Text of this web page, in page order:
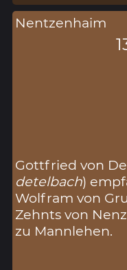
Nentzenhaim
Gottfried von
detelbach)
Wolfram von
Zehnts von
zu Mannlehen.